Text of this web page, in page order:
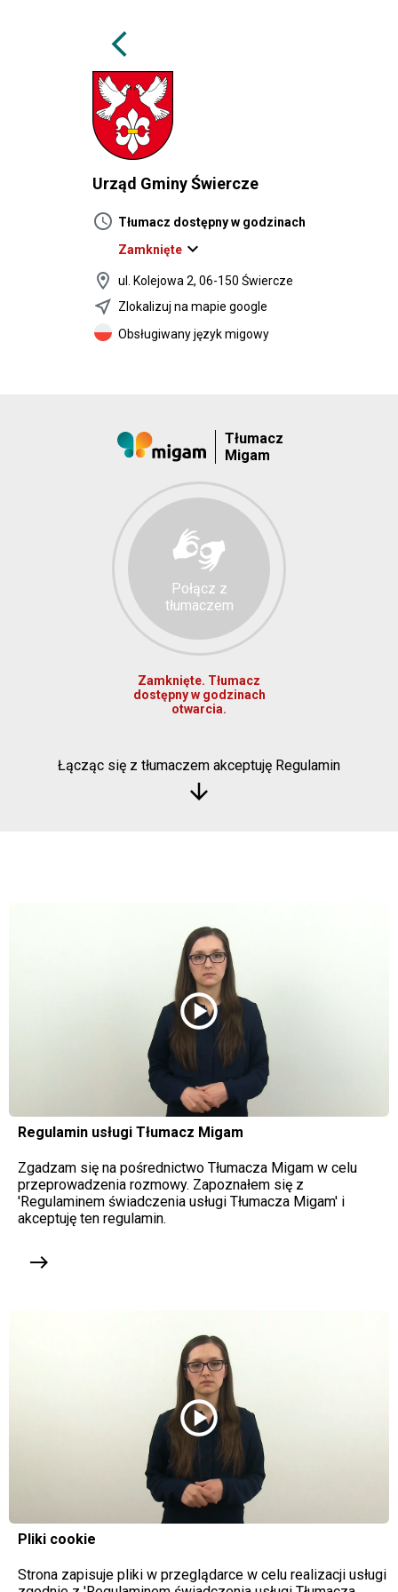
arrow_back_ios
Urząd Gminy Świercze
schedule Tłumacz dostępny w godzinach
Zamknięte expand_more
location_on
ul. Kolejowa 2, 06-150 Świercze
near_me Zlokalizuj na mapie google
Obsługiwany język migowy
Tłumacz
Migam
Połącz z
tłumaczem
Zamknięte. Tłumacz
dostępny w godzinach
otwarcia.
Łącząc się z tłumaczem akceptuję Regulamin
arrow_downward
play_circle
Regulamin usługi Tłumacz Migam
Zgadzam się na pośrednictwo Tłumacza Migam w celu
przeprowadzenia rozmowy. Zapoznałem się z
'Regulaminem świadczenia usługi Tłumacza Migam' i
akceptuję ten regulamin.
east
play_circle
Pliki cookie
Strona zapisuje pliki w przeglądarce w celu realizacji usługi